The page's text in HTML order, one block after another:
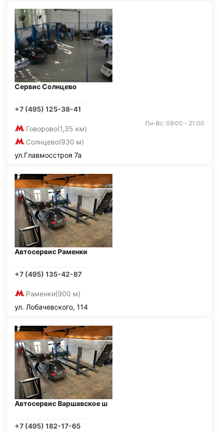
Сервис Солнцево
+7 (495) 125-38-41
Говорово(1,35 км)
Солнцево(930 м)
Пн-Вс: 09:00 - 21:00
ул.Главмосстроя 7а
Автосервис Раменки
+7 (495) 135-42-87
Раменки(900 м)
ул. Лобачевского, 114
Автосервис Варшавское ш
+7 (495) 182-17-65